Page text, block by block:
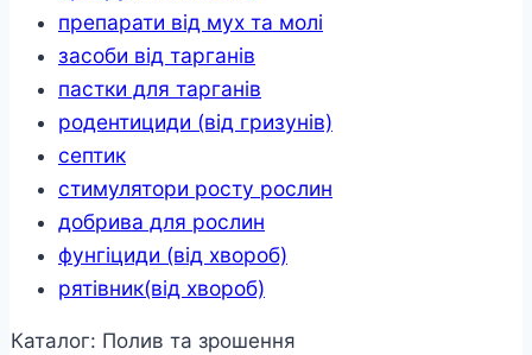
препарати від мух та молі
засоби від тарганів
пастки для тарганів
родентициди (від гризунів)
септик
стимулятори росту рослин
добрива для рослин
фунгіциди (від хвороб)
рятівник(від хвороб)
Каталог: Полив та зрошення